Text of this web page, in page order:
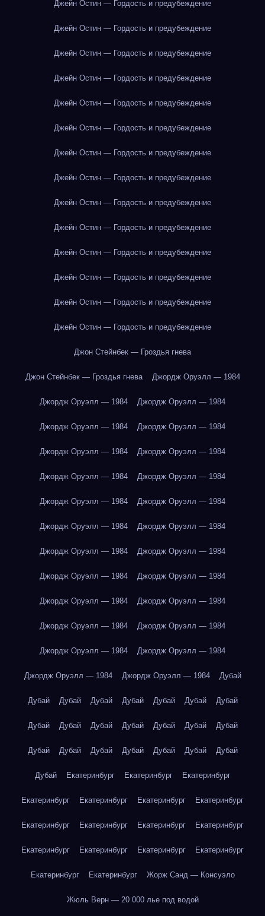
Джейн Остин — Гордость и предубеждение
Джейн Остин — Гордость и предубеждение
Джейн Остин — Гордость и предубеждение
Джейн Остин — Гордость и предубеждение
Джейн Остин — Гордость и предубеждение
Джейн Остин — Гордость и предубеждение
Джейн Остин — Гордость и предубеждение
Джейн Остин — Гордость и предубеждение
Джейн Остин — Гордость и предубеждение
Джейн Остин — Гордость и предубеждение
Джейн Остин — Гордость и предубеждение
Джейн Остин — Гордость и предубеждение
Джейн Остин — Гордость и предубеждение
Джейн Остин — Гордость и предубеждение
Джон Стейнбек — Гроздья гнева
Джон Стейнбек — Гроздья гнева Джордж Оруэлл — 1984
Джордж Оруэлл — 1984 Джордж Оруэлл — 1984
Джордж Оруэлл — 1984 Джордж Оруэлл — 1984
Джордж Оруэлл — 1984 Джордж Оруэлл — 1984
Джордж Оруэлл — 1984 Джордж Оруэлл — 1984
Джордж Оруэлл — 1984 Джордж Оруэлл — 1984
Джордж Оруэлл — 1984 Джордж Оруэлл — 1984
Джордж Оруэлл — 1984 Джордж Оруэлл — 1984
Джордж Оруэлл — 1984 Джордж Оруэлл — 1984
Джордж Оруэлл — 1984 Джордж Оруэлл — 1984
Джордж Оруэлл — 1984 Джордж Оруэлл — 1984
Джордж Оруэлл — 1984 Джордж Оруэлл — 1984
Джордж Оруэлл — 1984 Джордж Оруэлл — 1984 Дубай
Дубай Дубай Дубай Дубай Дубай Дубай Дубай
Дубай Дубай Дубай Дубай Дубай Дубай Дубай
Дубай Дубай Дубай Дубай Дубай Дубай Дубай
Дубай Екатеринбург Екатеринбург Екатеринбург
Екатеринбург Екатеринбург Екатеринбург Екатеринбург
Екатеринбург Екатеринбург Екатеринбург Екатеринбург
Екатеринбург Екатеринбург Екатеринбург Екатеринбург
Екатеринбург Екатеринбург Жорж Санд — Консуэло
Жюль Верн — 20 000 лье под водой